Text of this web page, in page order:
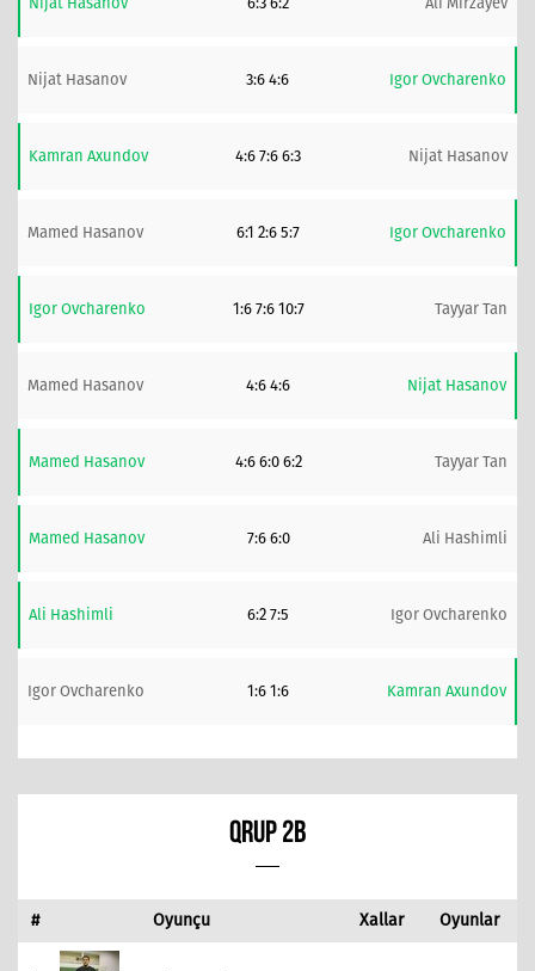
Nijat Hasanov 3:6 4:6 Igor Ovcharenko
Kamran Axundov 4:6 7:6 6:3 Nijat Hasanov
Mamed Hasanov 6:1 2:6 5:7 Igor Ovcharenko
Igor Ovcharenko 1:6 7:6 10:7 Tayyar Tan
Mamed Hasanov 4:6 4:6 Nijat Hasanov
Mamed Hasanov 4:6 6:0 6:2 Tayyar Tan
Mamed Hasanov 7:6 6:0 Ali Hashimli
Ali Hashimli 6:2 7:5 Igor Ovcharenko
Igor Ovcharenko 1:6 1:6 Kamran Axundov
QRUP 2B
# Oyunçu Xallar Oyunlar